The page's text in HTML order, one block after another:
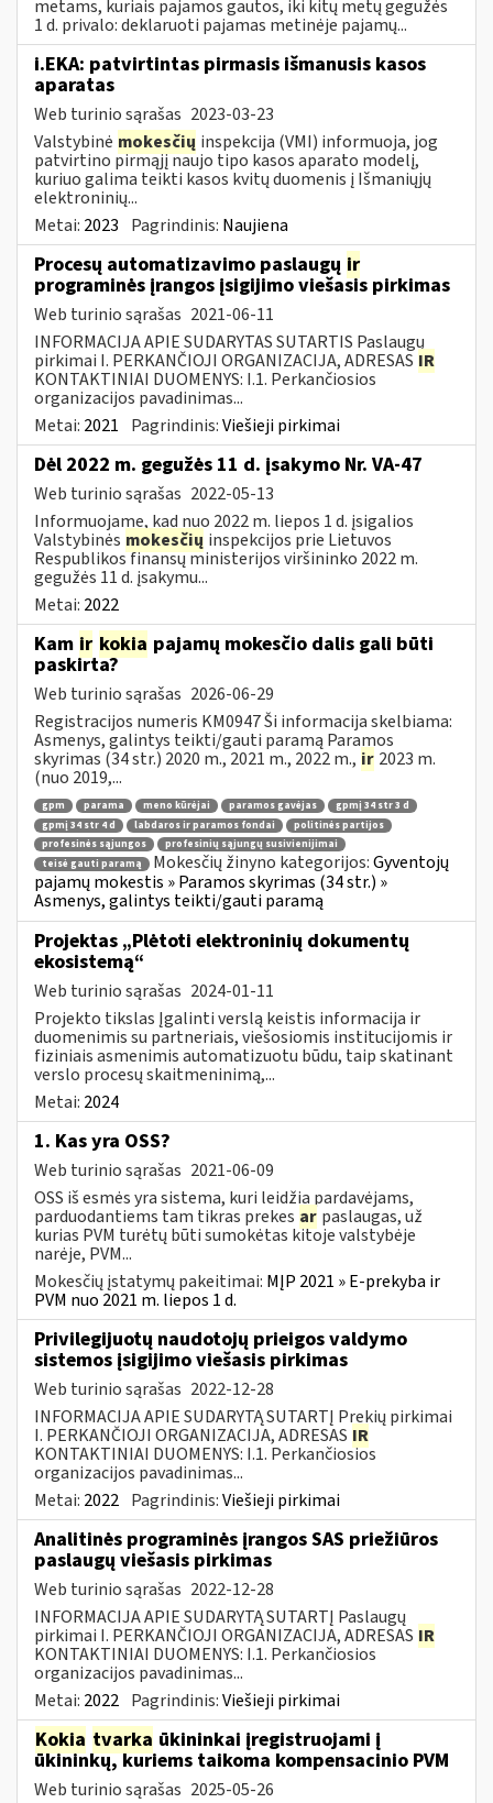
metams, kuriais pajamos gautos, iki kitų metų gegužės
1 d. privalo: deklaruoti pajamas metinėje pajamų...
i.EKA: patvirtintas pirmasis išmanusis kasos
aparatas
Web turinio sąrašas 2023-03-23
Valstybinė mokesčių inspekcija (VMI) informuoja, jog
patvirtino pirmąjį naujo tipo kasos aparato modelį,
kuriuo galima teikti kasos kvitų duomenis į Išmaniųjų
elektroninių...
Metai: 2023 Pagrindinis: Naujiena
Procesų automatizavimo paslaugų ir
programinės įrangos įsigijimo viešasis pirkimas
Web turinio sąrašas 2021-06-11
INFORMACIJA APIE SUDARYTAS SUTARTIS Paslaugų
pirkimai I. PERKANČIOJI ORGANIZACIJA, ADRESAS IR
KONTAKTINIAI DUOMENYS: I.1. Perkančiosios
organizacijos pavadinimas...
Metai: 2021 Pagrindinis:Viešieji pirkimai
Dėl 2022 m. gegužės 11 d. įsakymo Nr. VA-47
Web turinio sąrašas 2022-05-13
Informuojame, kad nuo 2022 m. liepos 1 d. įsigalios
Valstybinės mokesčių inspekcijos prie Lietuvos
Respublikos finansų ministerijos viršininko 2022 m.
gegužės 11 d. įsakymu...
Metai: 2022
Kam ir kokia pajamų mokesčio dalis gali būti
paskirta?
Web turinio sąrašas 2026-06-29
Registracijos numeris KM0947 Ši informacija skelbiama:
Asmenys, galintys teikti/gauti paramą Paramos
skyrimas (34 str.) 2020 m., 2021 m., 2022 m., ir 2023 m.
(nuo 2019,...
gpm parama meno kūrėjai paramos gavėjas
gpmį 34 str 3 d
gpmį 34 str 4 d
labdaros ir paramos fondai
politinės partijos
profesinės sąjungos
profesinių sąjungų susivienijimai
teisė gauti paramą
Mokesčių žinyno kategorijos:Gyventojų
pajamų mokestis » Paramos skyrimas (34 str.) »
Asmenys, galintys teikti/gauti paramą
Projektas „Plėtoti elektroninių dokumentų
ekosistemą“
Web turinio sąrašas 2024-01-11
Projekto tikslas Įgalinti verslą keistis informacija ir
duomenimis su partneriais, viešosiomis institucijomis ir
fiziniais asmenimis automatizuotu būdu, taip skatinant
verslo procesų skaitmeninimą,...
Metai: 2024
1. Kas yra OSS?
Web turinio sąrašas 2021-06-09
OSS iš esmės yra sistema, kuri leidžia pardavėjams,
parduodantiems tam tikras prekes ar paslaugas, už
kurias PVM turėtų būti sumokėtas kitoje valstybėje
narėje, PVM...
Mokesčių įstatymų pakeitimai: MĮP 2021 » E-prekyba ir
PVM nuo 2021 m. liepos 1 d.
Privilegijuotų naudotojų prieigos valdymo
sistemos įsigijimo viešasis pirkimas
Web turinio sąrašas 2022-12-28
INFORMACIJA APIE SUDARYTĄ SUTARTĮ Prekių pirkimai
I. PERKANČIOJI ORGANIZACIJA, ADRESAS IR
KONTAKTINIAI DUOMENYS: I.1. Perkančiosios
organizacijos pavadinimas...
Metai: 2022 Pagrindinis:Viešieji pirkimai
Analitinės programinės įrangos SAS priežiūros
paslaugų viešasis pirkimas
Web turinio sąrašas 2022-12-28
INFORMACIJA APIE SUDARYTĄ SUTARTĮ Paslaugų
pirkimai I. PERKANČIOJI ORGANIZACIJA, ADRESAS IR
KONTAKTINIAI DUOMENYS: I.1. Perkančiosios
organizacijos pavadinimas...
Metai: 2022 Pagrindinis:Viešieji pirkimai
Kokia tvarka ūkininkai įregistruojami į
ūkininkų, kuriems taikoma kompensacinio PVM
Web turinio sąrašas 2025-05-26